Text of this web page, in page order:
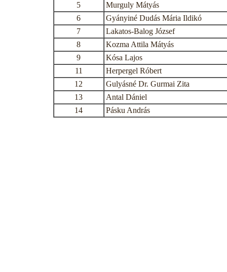
5
Murguly Mátyás
6
Gyányiné Dudás Mária Ildikó
7
Lakatos-Balog József
8
Kozma Attila Mátyás
9
Kósa Lajos
11
Herpergel Róbert
12
Gulyásné Dr. Gurmai Zita
13
Antal Dániel
14
Pásku András